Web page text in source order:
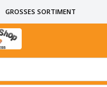
GROSSES SORTIMENT
14 TAGE RÜCKGABERECHT
SIND UNGEBOHRT